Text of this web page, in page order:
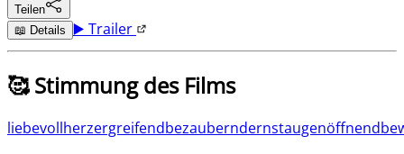
Teilen
📖 Details ▶️ Trailer
🥰 Stimmung des Films
liebevollherzergreifendbezauberndernstaugenöffnend